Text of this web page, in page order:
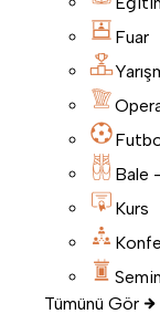
Fuar
Bale
Kurs
Tümünü Gör